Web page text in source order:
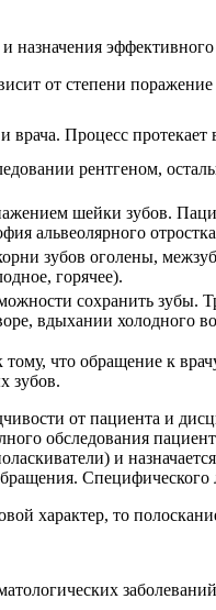
назначения
от степени
врача. Процесс протекает
рентгеном,
шейки зубов.
альвеолярного
зубов оголены,
горячее).
сохранить зубы.
вдыхании холодного
что обращение к
зубов.
от пациента и
обследования
и
Специфического
характер, то